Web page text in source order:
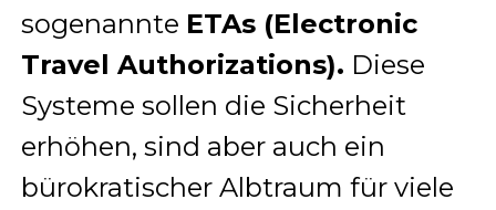
sogenannte ETAs (Electronic
Travel Authorizations). Diese
Systeme sollen die Sicherheit
erhöhen, sind aber auch ein
bürokratischer Albtraum für viele